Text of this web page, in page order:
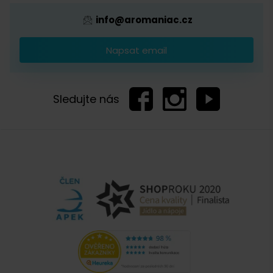
14. 3. 2022
Dobrý den, kapacita vrchní násypky na
zrnkovou kávu je cca 25 g.
info@aromaniac.cz
Napsat email
Sledujte nás